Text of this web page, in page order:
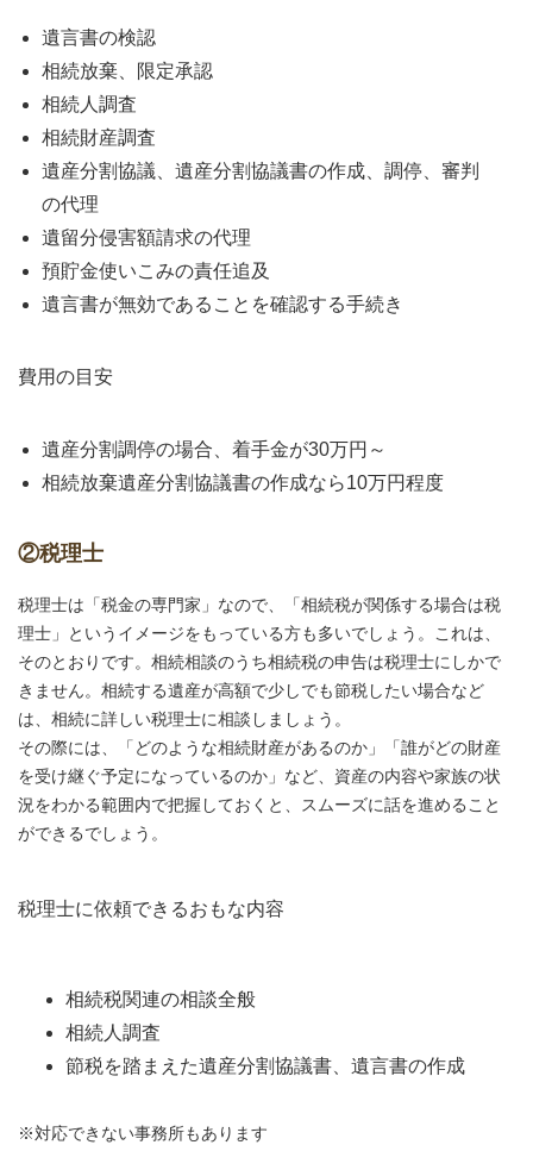
遺言書の検認
相続放棄、限定承認
相続人調査
相続財産調査
遺産分割協議、遺産分割協議書の作成、調停、審判
の代理
遺留分侵害額請求の代理
預貯金使いこみの責任追及
遺言書が無効であることを確認する手続き
費用の目安
遺産分割調停の場合、着手金が30万円～
相続放棄遺産分割協議書の作成なら10万円程度
②税理士
税理士は「税金の専門家」なので、「相続税が関係する場合は税
理士」というイメージをもっている方も多いでしょう。これは、
そのとおりです。相続相談のうち相続税の申告は税理士にしかで
きません。相続する遺産が高額で少しでも節税したい場合など
は、相続に詳しい税理士に相談しましょう。
その際には、「どのような相続財産があるのか」「誰がどの財産
を受け継ぐ予定になっているのか」など、資産の内容や家族の状
況をわかる範囲内で把握しておくと、スムーズに話を進めること
ができるでしょう。
税理士に依頼できるおもな内容
相続税関連の相談全般
相続人調査
節税を踏まえた遺産分割協議書、遺言書の作成
※対応できない事務所もあります